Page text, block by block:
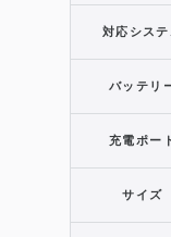
対応システ
バッテリ
充電ポー
サイズ